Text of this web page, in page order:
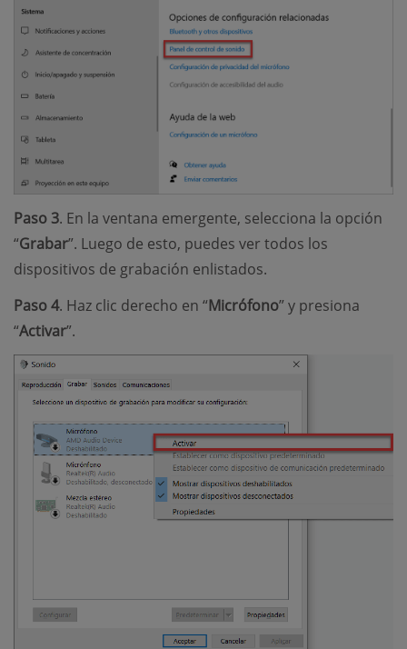
Paso 3. En la ventana emergente, selecciona la opción
“Grabar”. Luego de esto, puedes ver todos los
dispositivos de grabación enlistados.
Paso 4. Haz clic derecho en “Micrófono” y presiona
“Activar”.